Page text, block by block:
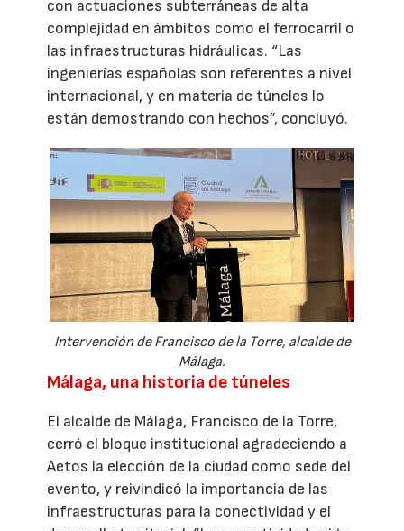
con actuaciones subterráneas de alta
complejidad en ámbitos como el ferrocarril o
las infraestructuras hidráulicas. “Las
ingenierías españolas son referentes a nivel
internacional, y en materia de túneles lo
están demostrando con hechos”, concluyó.
Intervención de Francisco de la Torre, alcalde de
Málaga.
Málaga, una historia de túneles
El alcalde de Málaga, Francisco de la Torre,
cerró el bloque institucional agradeciendo a
Aetos la elección de la ciudad como sede del
evento, y reivindicó la importancia de las
infraestructuras para la conectividad y el